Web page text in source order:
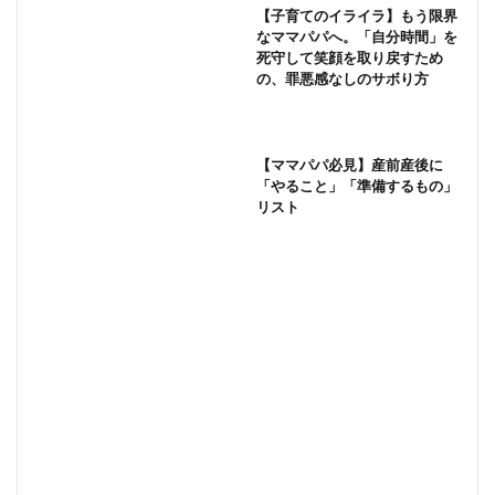
【子育てのイライラ】もう限界
なママパパへ。「自分時間」を
死守して笑顔を取り戻すため
の、罪悪感なしのサボり方
【ママパパ必見】産前産後に
「やること」「準備するもの」
リスト